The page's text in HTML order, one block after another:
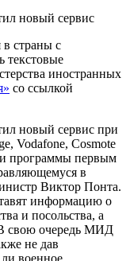
новый сервис
страны с
текстовые
иностранных
со ссылкой
новый сервис при
Vodafone, Cosmote
программы первым
в
Виктор Понта.
информацию о
и посольства, а
В свою очередь МИД
не дав
военное